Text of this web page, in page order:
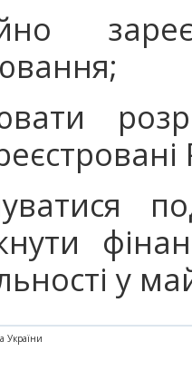
у
України